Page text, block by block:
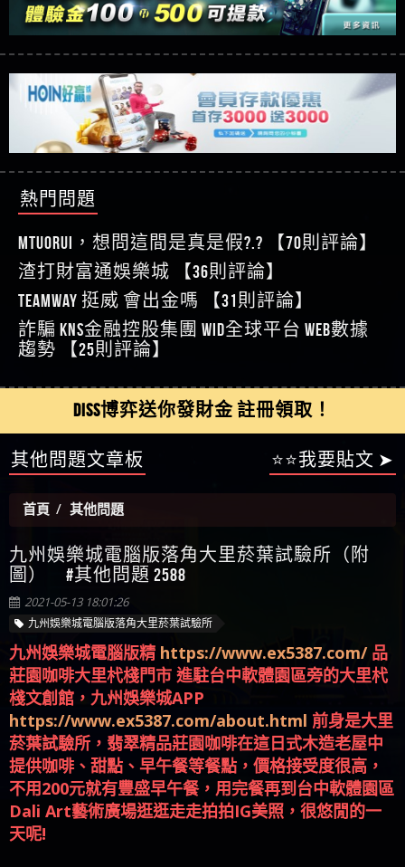
被騙資金
ALYWS是詐騙嗎 （ALYWS）無法出金 請小心群組暗椿
者免費援助賴zg369）當當詐騙 當當是不是詐騙 當
當是真的嗎 當當是詐騙嗎 六旬老婦深信當當高獲
利回報被騙的家破人亡
【其他問題】用理性數據指路，開啟你的高回報
娛樂之旅
【其他問題】【老玩家不藏私】2025 線上老虎機
這樣挑！RTP、波動率和平台安全的全攻略！
【推薦博弈】這款《ATG 武俠》老虎機真的猛！玩
過才知道什麼叫超過3萬種中獎方式！
【推薦博弈】BNG電子遊戲完整攻略！熱門老虎
機、集鴻運玩法、獨家試玩一次看！
【其他問題】【2025】ATG試玩必看！戰神賽特
51,000倍數玩法攻略，輕鬆稱霸老虎機！
【其他問題】「拆解力智投資詐騙套路緊急追討
賴zg369」力智投資是不是詐騙 力智投資是真的嗎
力智投資是詐騙嗎 南部老翁還在癡迷力智投資高
回報獲利 請不要在匯款
【其他問題】 【遇天盛商行詐騙追回資金賴
zg369】天盛商行詐騙 天盛商行是不是詐騙 天盛商
行是真的嗎 天盛商行是詐騙嗎 被天盛商行詐騙一
招教你拿回
【其他問題】 受害者援助賴【zg369】退休老翁被
大戶e點靈詐騙痛不欲生 大戶e點靈是真的嗎 大戶e
點靈是不是詐騙 大戶e點靈是詐騙嗎 大戶e點靈無
法出金 （大戶e點靈）教你如何規避詐騙陷阱
【其他問題】 弘記投資詐騙持續收割國人中【免
費討回資金賴zg369】弘記投資是詐騙嗎 弘記投資
是不是詐騙 弘記投資是真的嗎 被弘記投資詐騙的
錢怎麼辦 本文教你如何拿回被騙資金
【其他問題】 被騙追回賴【zg369】KnTop利用新型
詐騙手法欺詐群眾 KnTop是真的嗎 KnTop是不是詐騙
KnTop是詐騙嗎 【KnTop】KnTop無法出金 被KnTop詐騙
的錢一招拿回
【其他問題】機台運算專案詐騙持續收割國人中
【免費討回資金賴zg369】機台運算專案是詐騙嗎
機台運算專案是不是詐騙 機台運算專案是真的嗎
被機台運算專案詐騙的錢怎麼辦 本文教你如何拿
回被騙資金
【其他問題】 Hoyabit詐騙持續收割國人中【免費
討回資金賴zg369】Hoyabit是詐騙嗎 Hoyabit是不是詐
騙 Hoyabit是真的嗎 被HoyabitHoyabit詐騙的錢怎麼辦
本文教你如何拿回被騙資金
【其他問題】KS.M多元化行銷詐騙持續收割國人
中【免費討回資金賴zg369】KS.M多元化行銷是詐
騙嗎 KS.M多元化行銷是不是詐騙 KS.M多元化行銷是
真的嗎 被KS.M多元化行銷詐騙的錢怎麼辦 本文教
【其他問題】免費追回賴「zg369」深度解析野原
家 Family & Love如何詐騙 野原家 Family & Love是不是詐
騙 野原家 Family & Love是真的嗎 野原家 Family & Love是
【其他問題】元盈橋詐騙持續收割國人中【免費
討回資金賴zg369】元盈橋是詐騙嗎 元盈橋是不是
本文教你如何拿回被騙資金
【其他問題】被騙追回賴【zg369】M.L.Edge利用新
是詐騙 M.L.Edge是詐騙嗎 【M.L.Edge】M.L.Edge無法出
金 被M.L.Edge詐騙的錢一招拿回
費討回資金賴zg369】Robinhood是詐騙嗎 Robinhood是
不是詐騙 Robinhood是真的嗎 被Robinhood詐騙的錢怎
麼辦 本文教你如何拿回被騙資金
【其他問題】FLTO詐騙持續收割國人中【免費討回
資金賴zg369】FLTO是詐騙嗎 FLTO是不是詐騙 FLTO是
真的嗎 被FLTO詐騙的錢怎麼辦 本文教你如何拿回
被騙資金
【其他問題】 遇詐騙求救賴【zg369】八旬老翁被
ALYWS詐騙家破人亡 ALYWS是真的嗎 ALYWS是不是詐騙
ALYWS是詐騙嗎 （ALYWS）無法出金 請小心群組暗椿
【其他問題】 一招教你揭秘新型詐騙手法 （受害
者免費援助賴zg369）當當詐騙 當當是不是詐騙 當
當是真的嗎 當當是詐騙嗎 六旬老婦深信當當高獲
利回報被騙的家破人亡
【陳順堪】星匯娛樂城出金幾次後贏錢就不給出
金
【陳順堪】黑網出金幾次後贏了就不出金出
【玩運彩】
【asd】唬爛不出金黑網垃圾平台
【蘇俊曄】所以會出金嗎現在也是一樣的狀況
【侯依揚】廢物喔
【傑】推代理真的好相處
回答
【王亞廷】LINE:kK605638
【王亞廷】#免費手遊#錢龍皇ONLINE#http
【傑】真的
【蔡如軒】黑網一個呵呵
【Wei】讚
【沈樂慧】又是九州??爛死了黑網不要玩
【林伊依】爛死了拉贏錢直接鎖帳號可以去吃屎
【陳靜茹】推薦小畢，我也是小畢的會員～～
【AVA娛樂城】還會自己做假對話來毀謗欸哈哈哈
【陳順堪】黑網不出金
【黃伊珊】不推薦爛公司
【陳順堪】星匯娛樂城出金幾次後贏錢就不給出
金
【陳順堪】黑網出金幾次後贏了就不出金出
【玩運彩】
【蘇俊曄】所以會出金嗎現在也是一樣的狀況
【侯依揚】廢物喔
熱門問題
MTUORUi，想問這間是真是假?.? 【70則評論】
渣打財富通娛樂城 【36則評論】
TEAMWAY 挺威 會出金嗎 【31則評論】
詐騙 kns金融控股集團 WID全球平台 WEB數據
趨勢 【25則評論】
DISS博弈送你發財金 註冊領取！
其他問題文章板 ⭐⭐我要貼文 ➤
首頁 其他問題
九州娛樂城電腦版落角大里菸葉試驗所（附
圖） #其他問題 2588
2021-05-13 18:01:26
九州娛樂城電腦版落角大里菸葉試驗所
九州娛樂城電腦版精 https://www.ex5387.com/品
莊園咖啡大里杙棧門市 進駐台中軟體園區旁的大里杙
棧文創館，九州娛樂城APP
https://www.ex5387.com/about.html 前身是大里
菸葉試驗所，翡翠精品莊園咖啡在這日式木造老屋中
提供咖啡、甜點、早午餐等餐點，價格接受度很高，
不用200元就有豐盛早午餐，用完餐再到台中軟體園區
Dali Art藝術廣場逛逛走走拍拍IG美照，很悠閒的一
天呢!